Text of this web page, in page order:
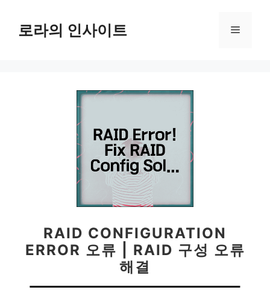
로라의 인사이트 메
RAID CONFIGURATION
ERROR 오류 | RAID 구성 오류
해결